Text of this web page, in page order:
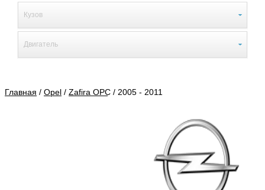
Главная / Opel / Zafira OPC / 2005 - 2011